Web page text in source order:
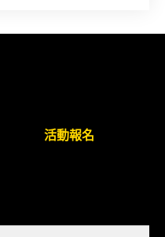
職場應用」進修課程
體)
活動報名